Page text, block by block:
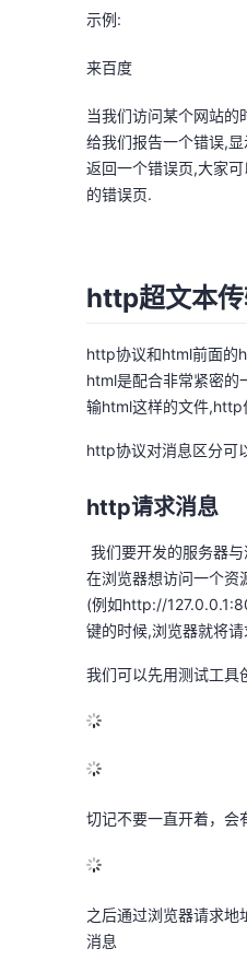
示例:
来百度
当我们访问某个网站
给我们报告一个错误,
返回一个错误页,大家
的错误页.
http超文本
http协议和html前面的
html是配合非常紧密
输html这样的文件,http
http协议对消息区分可
http请求消息
我们要开发的服务器
在浏览器想访问一个资
(例如http://
键的时候,浏览器就将
我们可以先用测试工
切记不要一直开着，会
之后通过浏览器请求地
消息